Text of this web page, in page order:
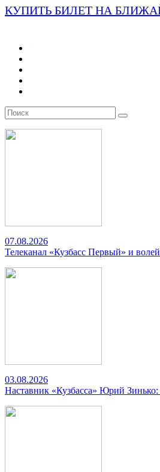
КУПИТЬ БИЛЕТ НА
07.08.2026
Телеканал «Кузбасс Первый» и
03.08.2026
Наставник «Кузбасса» Юрий